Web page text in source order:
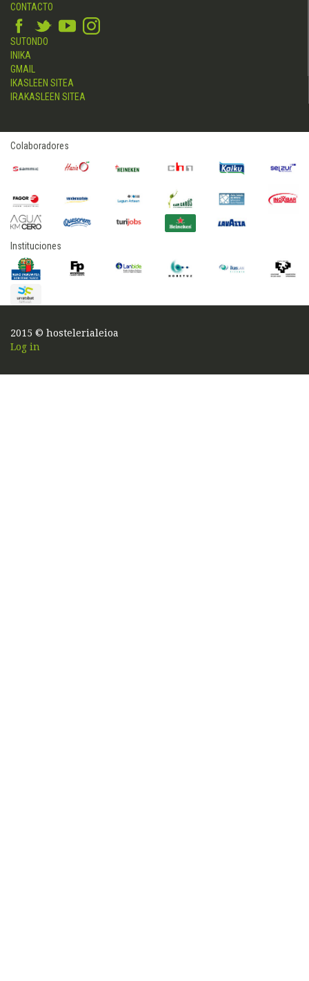
CONTACTO
SUTONDO
INIKA
GMAIL
IKASLEEN SITEA
IRAKASLEEN SITEA
Colaboradores
Instituciones
2015 © hostelerialeioa
Log in